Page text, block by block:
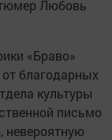
Любовь
«Браво»
благодарных
культуры
письмо
невероятную